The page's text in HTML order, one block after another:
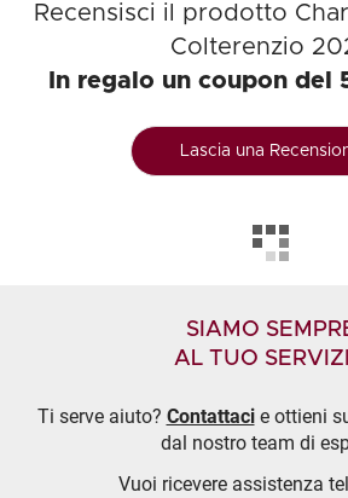
Recensisci il prodotto
Colterenzio
In regalo un coupon del
Lascia una
SIAMO
AL TUO
Ti serve aiuto? Contattacie ottieni
dal nostro team di
Vuoi ricevere assistenza